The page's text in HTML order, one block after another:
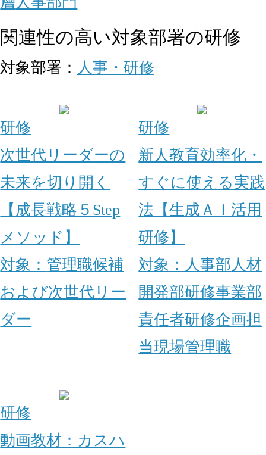
関連性の高い対象部署の研修
対象部署： 人事・研修
研修
次世代リーダーの
未来を切り開く
【成長戦略５Step
メソッド】
対象： 管理職候補
および次世代リー
ダー
研修
新人教育効率化・
すぐに使える実践
法【生成ＡＩ活用
研修】
対象： 人事部人材
開発部研修事業部
責任者研修企画担
当現場管理職
研修
動画教材：カスハ